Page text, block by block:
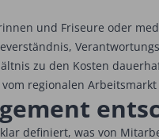
und Friseure oder
zu den Kosten
regionalen
definiert, was von